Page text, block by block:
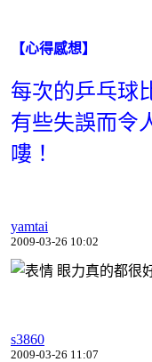
【心得感想】
每次的乒乓球
有些失誤而令
嘍！
yamtai
2009-03-26 10:02
眼力真的都很
s3860
2009-03-26 11:07